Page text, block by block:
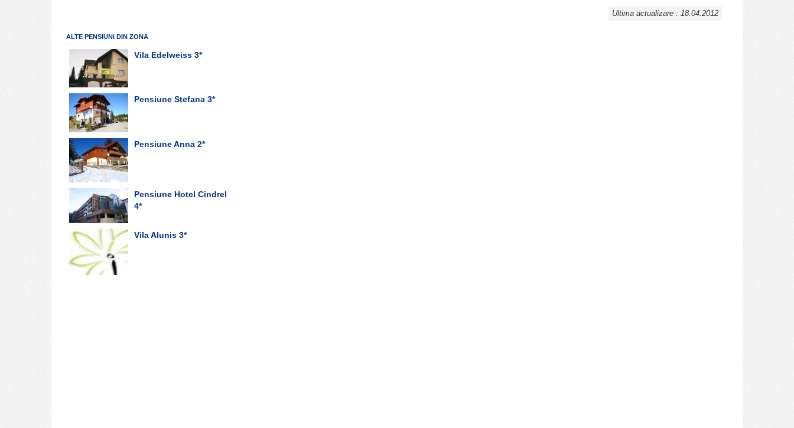
ALTE PENSIUNI DIN ZONA
Vila Edelweiss 3*
Pensiune Stefana 3*
Pensiune Anna 2*
Pensiune Hotel Cindrel
4*
Vila Alunis 3*
Ultima actualizare : 18.04.2012